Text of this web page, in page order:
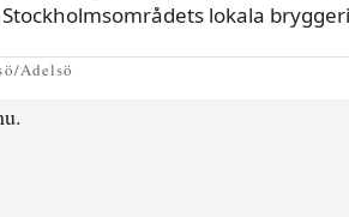
lokala
Adelsö